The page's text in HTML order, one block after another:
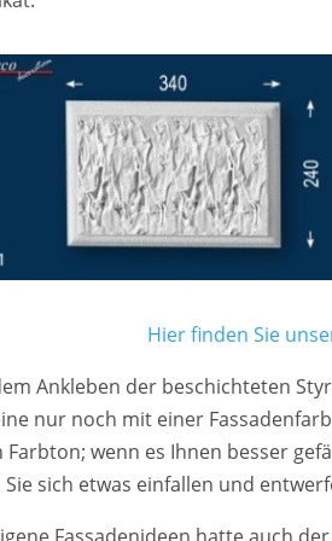
Hier finden Sie
Ankleben der beschichteten
nur noch mit einer
Farbton; wenn es Ihnen besser
Sie sich etwas einfallen und